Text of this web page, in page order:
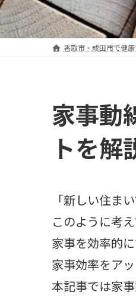
香取市・成田市で健
家事動
トを解
「新しい住ま
このように考
家事を効率的
家事効率をア
本記事では家